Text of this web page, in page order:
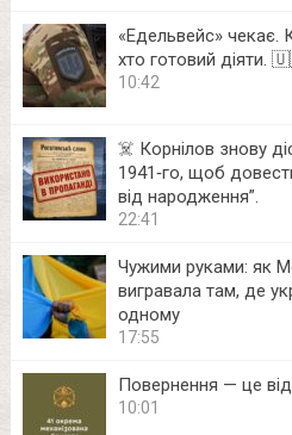
«Едельвейс» чекає.
хто готовий діяти.
10:42
☠️ Корнілов знову
1941‑го, щоб
від народження”.
22:41
Чужими руками: як
вигравала там, де
одному
17:55
Повернення — це
10:01